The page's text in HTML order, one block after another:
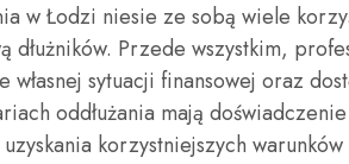
w Łodzi niesie ze sobą wiele
dłużników. Przede wszystkim,
sytuacji finansowej oraz
oddłużania mają
korzystniejszych warunków